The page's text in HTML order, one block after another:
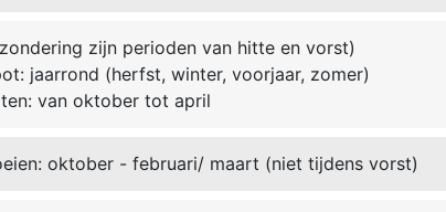
zijn perioden van hitte en vorst)
jaarrond (herfst, winter, voorjaar, zomer)
van oktober tot april
oktober - februari/ maart (niet tijdens vorst)